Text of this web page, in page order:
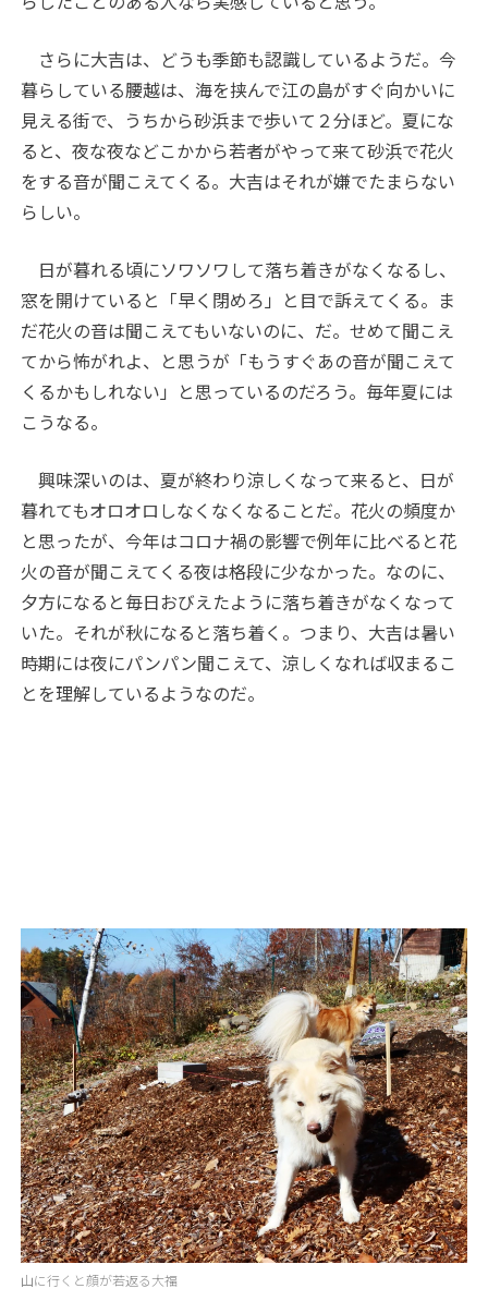
さらに大吉は、どうも季節も認識しているようだ。今
暮らしている腰越は、海を挟んで江の島がすぐ向かいに
見える街で、うちから砂浜まで歩いて２分ほど。夏にな
ると、夜な夜などこかから若者がやって来て砂浜で花火
をする音が聞こえてくる。大吉はそれが嫌でたまらない
らしい。
日が暮れる頃にソワソワして落ち着きがなくなるし、
窓を開けていると「早く閉めろ」と目で訴えてくる。ま
だ花火の音は聞こえてもいないのに、だ。せめて聞こえ
てから怖がれよ、と思うが「もうすぐあの音が聞こえて
くるかもしれない」と思っているのだろう。毎年夏には
こうなる。
興味深いのは、夏が終わり涼しくなって来ると、日が
暮れてもオロオロしなくなくなることだ。花火の頻度か
と思ったが、今年はコロナ禍の影響で例年に比べると花
火の音が聞こえてくる夜は格段に少なかった。なのに、
夕方になると毎日おびえたように落ち着きがなくなって
いた。それが秋になると落ち着く。つまり、大吉は暑い
時期には夜にパンパン聞こえて、涼しくなれば収まるこ
とを理解しているようなのだ。
山に行くと顔が若返る大福